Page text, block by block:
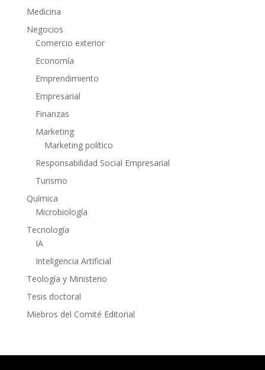
Medicina
Negocios
Comercio exterior
Economía
Emprendimiento
Empresarial
Finanzas
Marketing
Marketing político
Responsabilidad Social Empresarial
Turismo
Química
Microbiología
Tecnología
IA
Inteligencia Artificial
Teología y Ministerio
Tesis doctoral
Miebros del Comité Editorial